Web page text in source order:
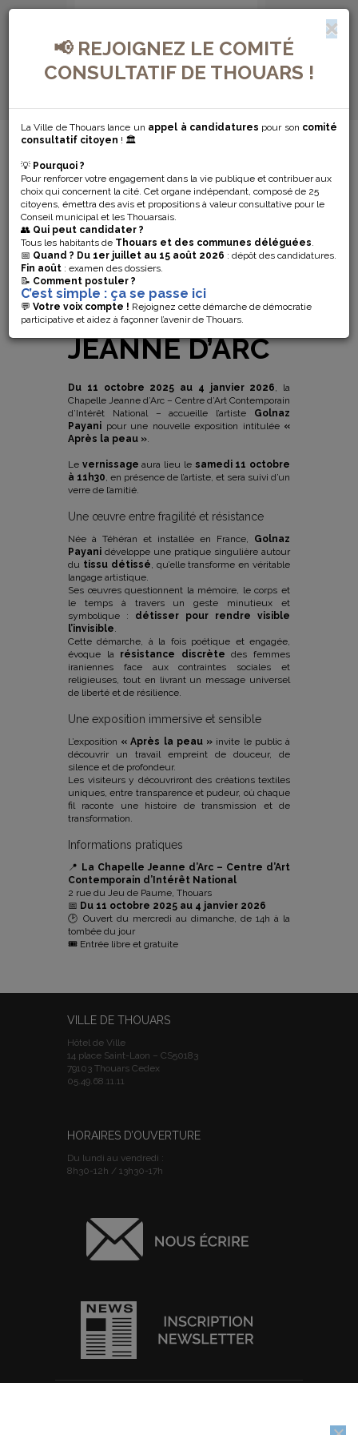
📢 REJOIGNEZ LE COMITÉ
CONSULTATIF DE THOUARS !
La Ville de Thouars lance un appel à candidatures pour son comité
consultatif citoyen ! 🏛️
💡 Pourquoi ?
Pour renforcer votre engagement dans la vie publique et contribuer aux
choix qui concernent la cité. Cet organe indépendant, composé de 25
citoyens, émettra des avis et propositions à valeur consultative pour le
Conseil municipal et les Thouarsais.
👥 Qui peut candidater ?
Tous les habitants de Thouars et des communes déléguées.
📅 Quand ? Du 1er juillet au 15 août 2026 : dépôt des candidatures.
Fin août : examen des dossiers.
📝 Comment postuler ?
C’est simple : ça se passe ici
💬 Votre voix compte ! Rejoignez cette démarche de démocratie
participative et aidez à façonner l’avenir de Thouars.
MENU DE NAVIGATION...
EXPOSITION «
APRÈS LA PEAU
» DE GOLNAZ
PAYANI À LA
CHAPELLE
JEANNE D’ARC
Du 11 octobre 2025 au 4 janvier 2026, la
Chapelle Jeanne d’Arc – Centre d’Art Contemporain
d’Intérêt National – accueille l’artiste Golnaz
Payani pour une nouvelle exposition intitulée «
Après la peau ».
Le vernissage aura lieu le samedi 11 octobre
à 11h30, en présence de l’artiste, et sera suivi d’un
verre de l’amitié.
Une œuvre entre fragilité et résistance
Née à Téhéran et installée en France, Golnaz
Payani développe une pratique singulière autour
du tissu détissé, qu’elle transforme en véritable
langage artistique.
Ses œuvres questionnent la mémoire, le corps et
le temps à travers un geste minutieux et
symbolique : détisser pour rendre visible
l’invisible.
Cette démarche, à la fois poétique et engagée,
évoque la résistance discrète des femmes
iraniennes face aux contraintes sociales et
religieuses, tout en livrant un message universel
de liberté et de résilience.
Une exposition immersive et sensible
L’exposition « Après la peau » invite le public à
découvrir un travail empreint de douceur, de
silence et de profondeur.
Les visiteurs y découvriront des créations textiles
uniques, entre transparence et pudeur, où chaque
fil raconte une histoire de transmission et de
transformation.
Informations pratiques
📍 La Chapelle Jeanne d’Arc – Centre d’Art
Contemporain d’Intérêt National
2 rue du Jeu de Paume, Thouars
📅 Du 11 octobre 2025 au 4 janvier 2026
🕑 Ouvert du mercredi au dimanche, de 14h à la
tombée du jour
🎟️ Entrée libre et gratuite
VILLE DE THOUARS
Hôtel de Ville
14 place Saint-Laon – CS50183
79103 Thouars Cedex
05.49.68.11.11
HORAIRES D’OUVERTURE
Du lundi au vendredi :
8h30-12h / 13h30-17h